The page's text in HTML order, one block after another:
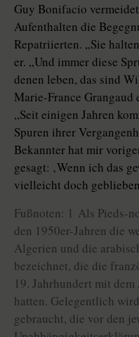
Guy Bonifacio
Aufenthalten die
Repatriierten. „Sie
er. „Und immer diese
denen leben, das sind
Marie-France
„Seit einigen Jahren
Spuren ihrer
Bekannter hat mir
gesagt: ‚Wenn ich das
vielleicht doch
Fußnoten: 1 Als Pieds-
den 1950er-Jahren die
Algerien und die
bezeichnet, die die
19. Jahrhundert mit
hatten. Gelegentlich
gebraucht, die vor den